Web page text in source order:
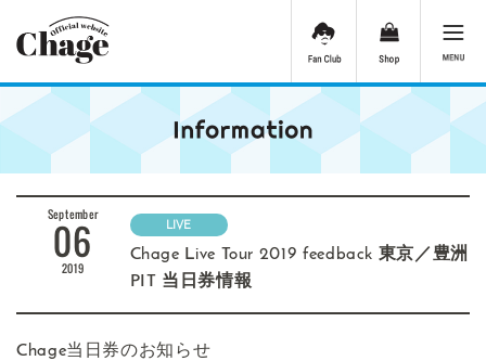
September
06
2019
LIVE
Chage Live Tour 2019 feedback 東京／豊洲
PIT 当日券情報
Chage当日券のお知らせ